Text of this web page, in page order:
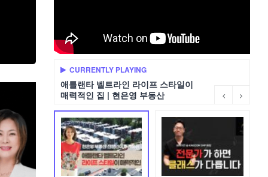
CURRENTLY PLAYING
애틀랜타 벨트라인 라이프 스타일이
매력적인 집 | 현은영 부동산